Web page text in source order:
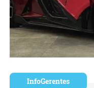
InfoGerentes